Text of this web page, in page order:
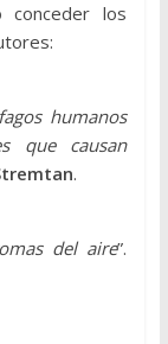
conceder los
humanos
que causan
.
del aire”.